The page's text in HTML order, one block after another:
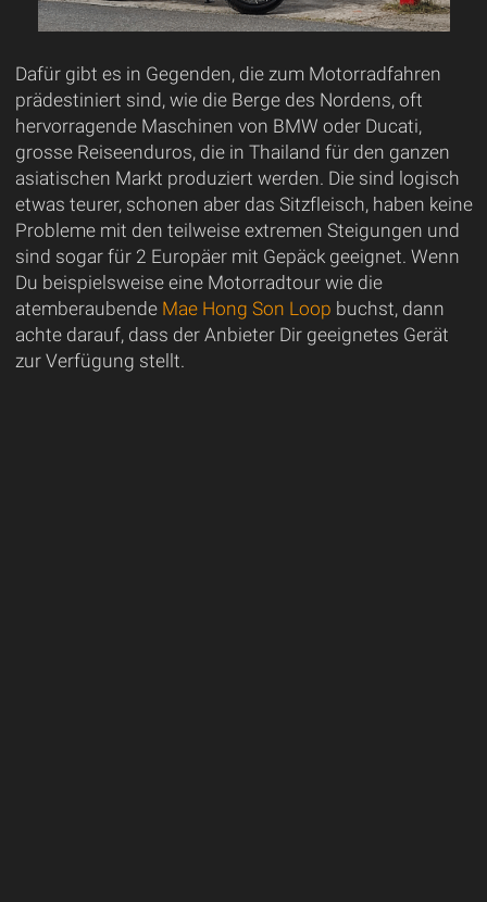
Dafür gibt es in Gegenden, die zum Motorradfahren
prädestiniert sind, wie die Berge des Nordens, oft
hervorragende Maschinen von BMW oder Ducati,
grosse Reiseenduros, die in Thailand für den ganzen
asiatischen Markt produziert werden. Die sind logisch
etwas teurer, schonen aber das Sitzfleisch, haben keine
Probleme mit den teilweise extremen Steigungen und
sind sogar für 2 Europäer mit Gepäck geeignet. Wenn
Du beispielsweise eine Motorradtour wie die
atemberaubende Mae Hong Son Loop buchst, dann
achte darauf, dass der Anbieter Dir geeignetes Gerät
zur Verfügung stellt.